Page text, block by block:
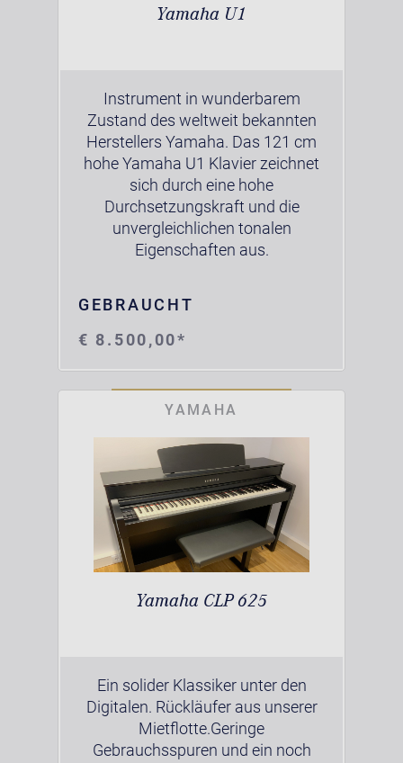
Yamaha U1
Instrument in wunderbarem
Zustand des weltweit bekannten
Herstellers Yamaha. Das 121 cm
hohe Yamaha U1 Klavier zeichnet
sich durch eine hohe
Durchsetzungskraft und die
unvergleichlichen tonalen
Eigenschaften aus.
GEBRAUCHT
€ 8.500,00*
YAMAHA
Yamaha CLP 625
Ein solider Klassiker unter den
Digitalen. Rückläufer aus unserer
Mietflotte.Geringe
Gebrauchsspuren und ein noch